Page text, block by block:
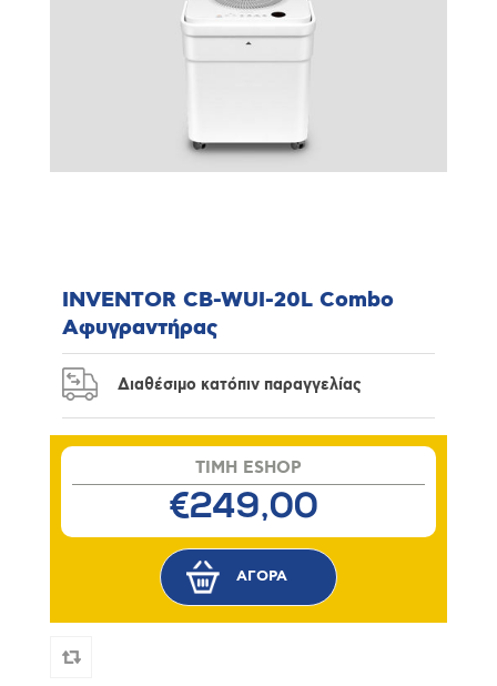
INVENTOR CB-WUI-20L Combo
Αφυγραντήρας
Διαθέσιμο κατόπιν παραγγελίας
TIMH ESHOP
€249,00